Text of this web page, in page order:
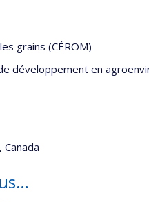
grains (CÉROM)
développement en